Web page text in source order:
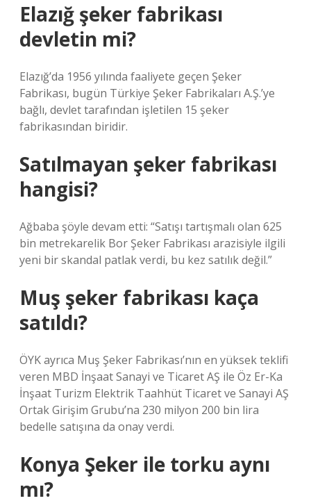
Elazığ şeker fabrikası
devletin mi?
Elazığ’da 1956 yılında faaliyete geçen Şeker
Fabrikası, bugün Türkiye Şeker Fabrikaları A.Ş.’ye
bağlı, devlet tarafından işletilen 15 şeker
fabrikasından biridir.
Satılmayan şeker fabrikası
hangisi?
Ağbaba şöyle devam etti: “Satışı tartışmalı olan 625
bin metrekarelik Bor Şeker Fabrikası arazisiyle ilgili
yeni bir skandal patlak verdi, bu kez satılık değil.”
Muş şeker fabrikası kaça
satıldı?
ÖYK ayrıca Muş Şeker Fabrikası’nın en yüksek teklifi
veren MBD İnşaat Sanayi ve Ticaret AŞ ile Öz Er-Ka
İnşaat Turizm Elektrik Taahhüt Ticaret ve Sanayi AŞ
Ortak Girişim Grubu’na 230 milyon 200 bin lira
bedelle satışına da onay verdi.
Konya Şeker ile torku aynı
mı?